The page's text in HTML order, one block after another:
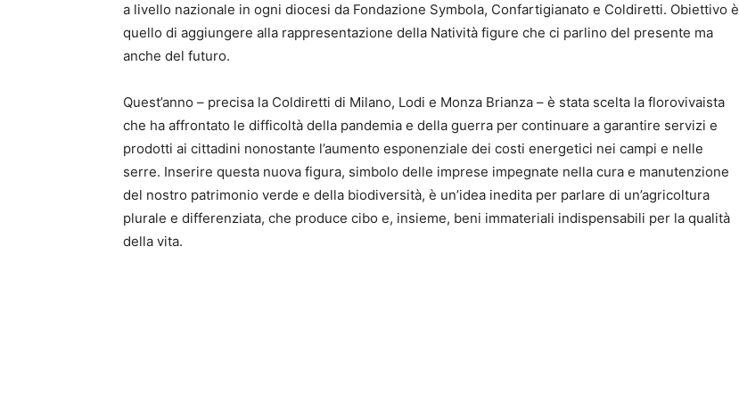
a livello nazionale in ogni diocesi da Fondazione Symbola, Confartigianato e Coldiretti. Obiettivo è
quello di aggiungere alla rappresentazione della Natività figure che ci parlino del presente ma
anche del futuro.
Quest’anno – precisa la Coldiretti di Milano, Lodi e Monza Brianza – è stata scelta la florovivaista
che ha affrontato le difficoltà della pandemia e della guerra per continuare a garantire servizi e
prodotti ai cittadini nonostante l’aumento esponenziale dei costi energetici nei campi e nelle
serre. Inserire questa nuova figura, simbolo delle imprese impegnate nella cura e manutenzione
del nostro patrimonio verde e della biodiversità, è un’idea inedita per parlare di un’agricoltura
plurale e differenziata, che produce cibo e, insieme, beni immateriali indispensabili per la qualità
della vita.